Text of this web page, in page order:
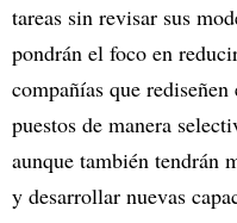
tareas sin revisar sus
pondrán el foco en
compañías que
puestos de manera
aunque también tendrán
y desarrollar nuevas